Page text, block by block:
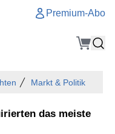
Premium-Abo
Markt & Politik
das meiste